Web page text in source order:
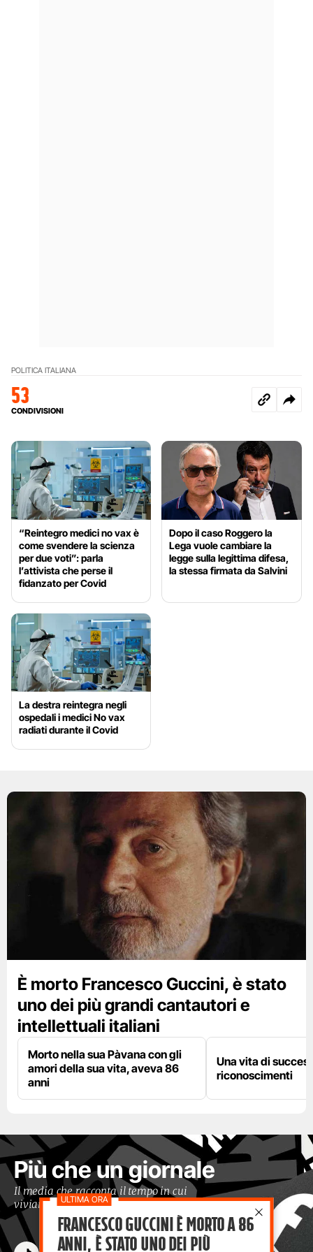
POLITICA ITALIANA
53
CONDIVISIONI
“Reintegro medici no vax è
come svendere la scienza
per due voti”: parla
l’attivista che perse il
fidanzato per Covid
Dopo il caso Roggero la
Lega vuole cambiare la
legge sulla legittima difesa,
la stessa firmata da Salvini
La destra reintegra negli
ospedali i medici No vax
radiati durante il Covid
È morto Francesco Guccini, è stato
uno dei più grandi cantautori e
intellettuali italiani
Morto nella sua Pàvana con gli
amori della sua vita, aveva 86
anni
Una vita di
riconoscimenti
Più che un giornale
Il media che racconta il tempo in cui
viviamo con occhi moderni
Francesco Guccini è morto a 86
anni, è stato uno dei più